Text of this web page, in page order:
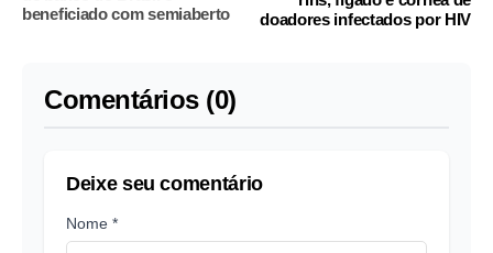
beneficiado com semiaberto
doadores infectados por HIV
Comentários (0)
Deixe seu comentário
Nome *